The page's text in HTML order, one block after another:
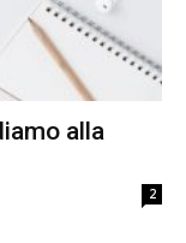
alla
2